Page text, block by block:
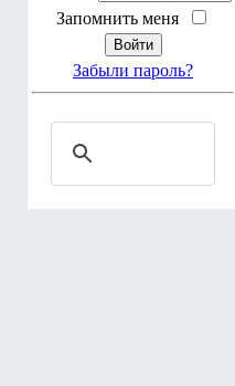
Запомнить меня
Забыли пароль?